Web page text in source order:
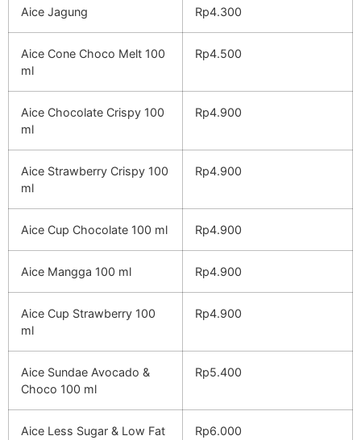
Aice Jagung Rp4.300
Aice Cone Choco Melt 100
ml
Rp4.500
Aice Chocolate Crispy 100
ml
Rp4.900
Aice Strawberry Crispy 100
ml
Rp4.900
Aice Cup Chocolate 100 ml Rp4.900
Aice Mangga 100 ml Rp4.900
Aice Cup Strawberry 100
ml
Rp4.900
Aice Sundae Avocado &
Choco 100 ml
Rp5.400
Aice Less Sugar & Low Fat
Rp6.000